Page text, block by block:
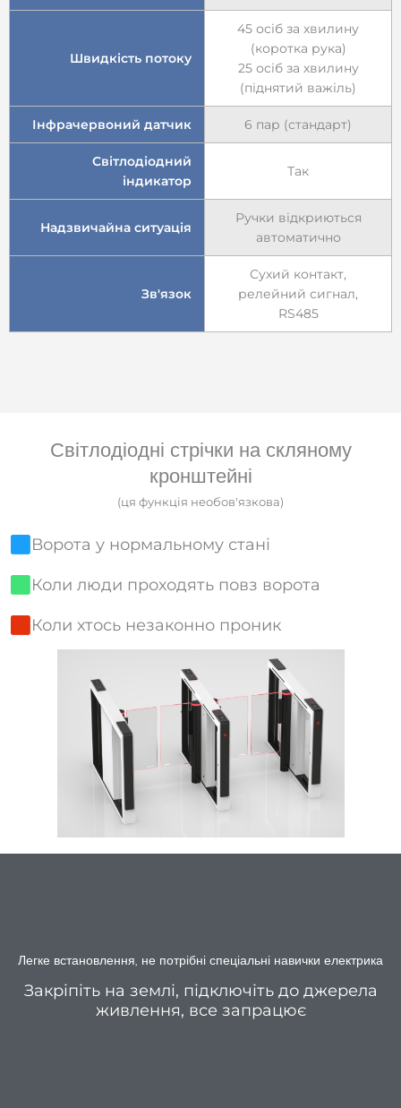
Швидкість потоку
45 осіб за хвилину
(коротка рука)
25 осіб за хвилину
(піднятий важіль)
Інфрачервоний датчик 6 пар (стандарт)
Світлодіодний
індикатор
Так
Надзвичайна ситуація
Ручки відкриються
автоматично
Зв'язок
Сухий контакт,
релейний сигнал,
RS485
Світлодіодні стрічки на скляному
кронштейні
(ця функція необов'язкова)
Ворота у нормальному стані
Коли люди проходять повз ворота
Коли хтось незаконно проник
Легке встановлення, не потрібні спеціальні навички електрика
Закріпіть на землі, підключіть до джерела
живлення, все запрацює